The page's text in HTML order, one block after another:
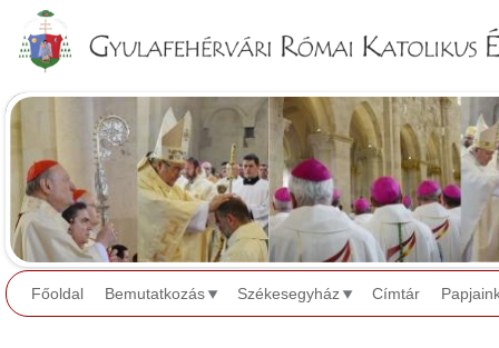
Főoldal Bemutatkozás Székesegyház Címtár